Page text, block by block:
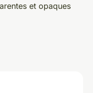
et opaques